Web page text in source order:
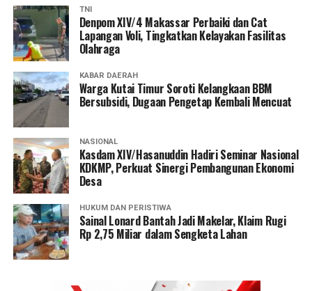
TNI
Denpom XIV/4 Makassar Perbaiki dan Cat
Lapangan Voli, Tingkatkan Kelayakan Fasilitas
Olahraga
KABAR DAERAH
Warga Kutai Timur Soroti Kelangkaan BBM
Bersubsidi, Dugaan Pengetap Kembali Mencuat
NASIONAL
Kasdam XIV/Hasanuddin Hadiri Seminar Nasional
KDKMP, Perkuat Sinergi Pembangunan Ekonomi
Desa
HUKUM DAN PERISTIWA
Sainal Lonard Bantah Jadi Makelar, Klaim Rugi
Rp 2,75 Miliar dalam Sengketa Lahan